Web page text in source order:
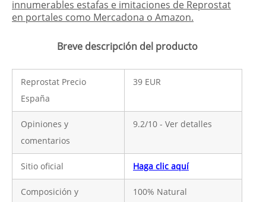
innumerables estafas e imitaciones de Reprostat
en portales como Mercadona o Amazon.
Breve descripción del producto
Reprostat Precio
España
39 EUR
Opiniones y
comentarios
9.2/10 - Ver detalles
Sitio oficial Haga clic aquí
Composición y
100% Natural